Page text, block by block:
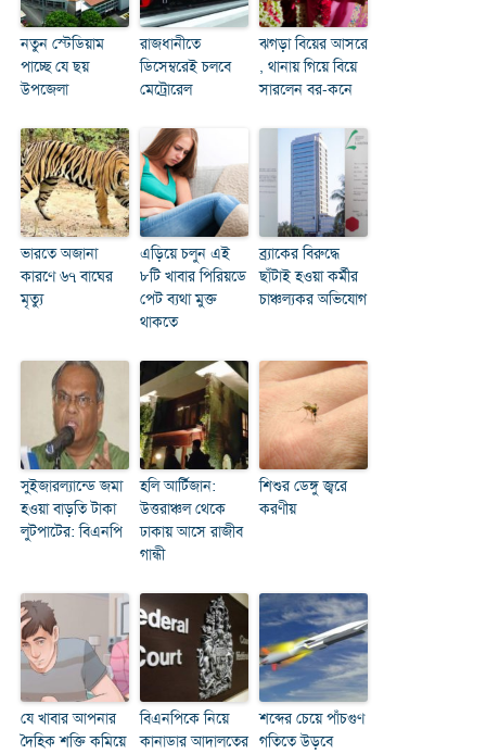
নতুন স্টেডিয়াম
পাচ্ছে যে ছয়
উপজেলা
রাজধানীতে
ডিসেম্বরেই চলবে
মেট্রোরেল
ঝগড়া বিয়ের আসরে
, থানায় গিয়ে বিয়ে
সারলেন বর-কনে
ভারতে অজানা
কারণে ৬৭ বাঘের
মৃত্যু
এড়িয়ে চলুন এই
৮টি খাবার পিরিয়ডে
পেট ব্যথা মুক্ত
থাকতে
ব্র্যাকের বিরুদ্ধে
ছাঁটাই হওয়া কর্মীর
চাঞ্চল্যকর অভিযোগ
সুইজারল্যান্ডে জমা
হওয়া বাড়তি টাকা
লুটপাটের: বিএনপি
হলি আর্টিজান:
উত্তরাঞ্চল থেকে
ঢাকায় আসে রাজীব
গান্ধী
শিশুর ডেঙ্গু জ্বরে
করণীয়
যে খাবার আপনার
দৈহিক শক্তি কমিয়ে
বিএনপিকে নিয়ে
কানাডার আদালতের
শব্দের চেয়ে পাঁচগুণ
গতিতে উড়বে